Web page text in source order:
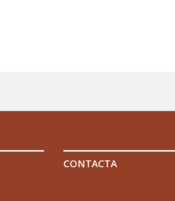
CONTACTA